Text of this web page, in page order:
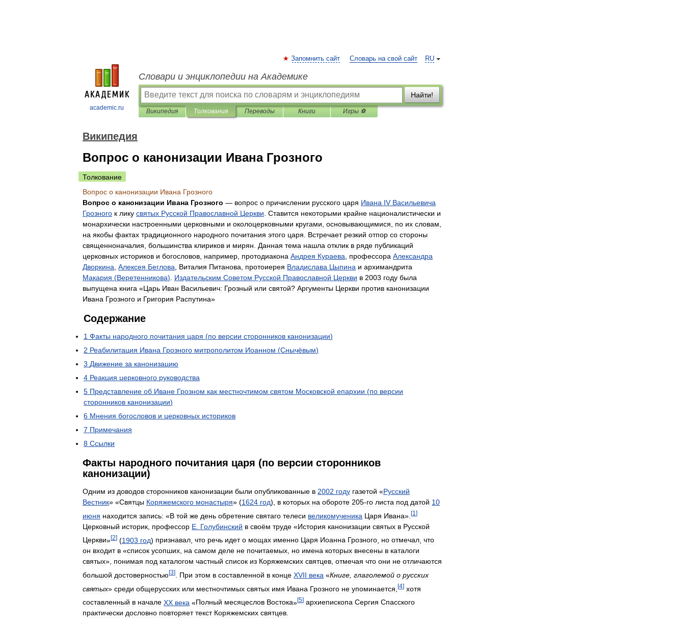
academic.ru
RU
Запомнить сайт Словарь на свой сайт
Словари и энциклопедии на Академике
Найти!
Википедия Толкования Переводы Книги Игры ⚽
Википедия
Вопрос о канонизации Ивана Грозного
Толкование
Вопрос о канонизации Ивана Грозного
Вопрос о канонизации Ивана Грозного — вопрос о причислении русского царя Ивана IV Васильевича
Грозного к лику святых Русской Православной Церкви Ставится некоторыми крайне националистически и
монархически настроенными церковными и околоцерковными кругами основывающимися по их словам
на якобы фактах традиционного народного почитания этого царя Встречает резкий отпор со стороны
священноначалия большинства клириков и мирян Данная тема нашла отклик в ряде публикаций
церковных историков и богословов например протодиакона Андрея Кураева профессора Александра
Дворкина Алексея Беглова Виталия Питанова протоиерея Владислава Цыпина и архимандрита
Макария (Веретенникова) Издательским Советом Русской Православной Церкви в 2003 году была
выпущена книга «Царь Иван Васильевич: Грозный или святой? Аргументы Церкви против канонизации
Ивана Грозного и Григория Распутина»
Содержание
1 Факты народного почитания царя (по версии сторонников канонизации)
2 Реабилитация Ивана Грозного митрополитом Иоанном (Снычёвым)
3 Движение за канонизацию
4 Реакция церковного руководства
5 Представление об Иване Грозном как местночтимом святом Московской епархии (по версии
сторонников канонизации)
6 Мнения богословов и церковных историков
7 Примечания
8 Ссылки
Факты народного почитания царя (по версии сторонников
канонизации)
Одним из доводов сторонников канонизации были опубликованные в 2002 году газетой «Русский
Вестник» «Святцы Коряжемского монастыря» (1624 год), в которых на обороте 205-го листа под датой 10
июня находится запись: «В той же день обретение святаго телеси великомученика Царя Ивана». [1 ]
Церковный историк профессор Е Голубинский в своём труде «История канонизации святых в Русской
Церкви»[2] (1903 год) признавал что речь идет о мощах именно Царя Иоанна Грозного но отмечал что
он входит в «список усопших, на самом деле не почитаемых, но имена которых внесены в каталоги
святых», понимая под каталогом частный список из Коряжемских святцев, отмечая что они не отличаются
большой достоверностью [3] При этом в составленной в конце XVII века «Книге глаголемой о русских
святых» среди общерусских или местночтимых святых имя Ивана Грозного не упоминается [4] хотя
составленный в начале XX века «Полный месяцеслов Востока»[5] архиепископа Сергия Спасского
практически дословно повторяет текст Коряжемских святцев.